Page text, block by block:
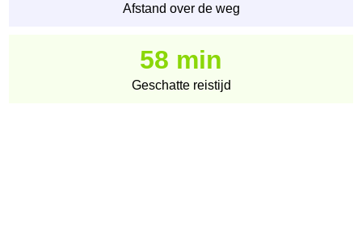
Afstand over de weg
58 min
Geschatte reistijd